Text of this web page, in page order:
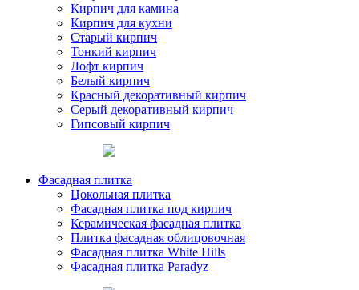
Кирпич для камина
Кирпич для кухни
Старый кирпич
Тонкий кирпич
Лофт кирпич
Белый кирпич
Красный декоративный кирпич
Серый декоративный кирпич
Гипсовый кирпич
Фасадная плитка
Цокольная плитка
Фасадная плитка под кирпич
Керамическая фасадная плитка
Плитка фасадная облицовочная
Фасадная плитка White Hills
Фасадная плитка Paradyz